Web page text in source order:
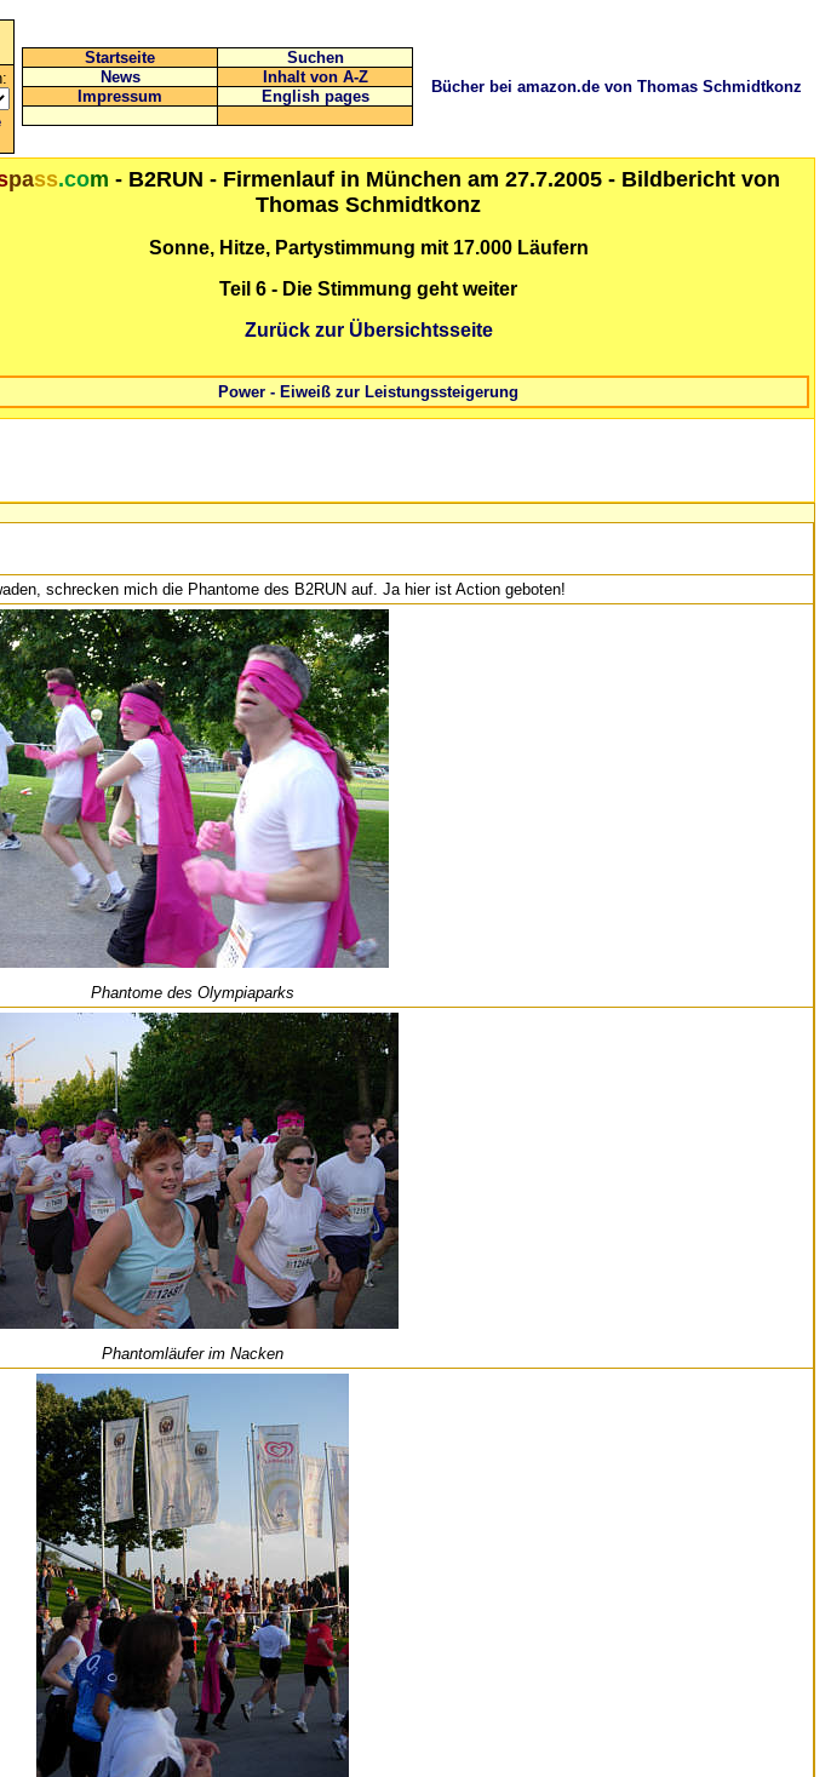
Startseite
Suchen
News
Inhalt von A-Z
Impressum
English pages
Bücher bei amazon.de von Thomas Schmidtkonz
pass.com - B2RUN - Firmenlauf in München am 27.7.2005 - Bildbericht von
Thomas Schmidtkonz
Sonne, Hitze, Partystimmung mit 17.000 Läufern
Teil 6 - Die Stimmung geht weiter
Zurück zur Übersichtsseite
Power - Eiweiß zur Leistungssteigerung
schrecken mich die Phantome des B2RUN auf. Ja hier ist Action geboten!
Phantome des Olympiaparks
Phantomläufer im Nacken